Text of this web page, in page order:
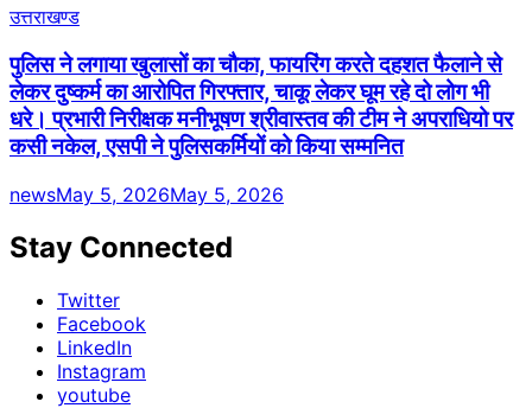
उत्तराखण्ड
पुलिस ने लगाया खुलासों का चौका, फायरिंग करते दहशत फैलाने से
लेकर दुष्कर्म का आरोपित गिरफ्तार, चाकू लेकर घूम रहे दो लोग भी
धरे। प्रभारी निरीक्षक मनीभूषण श्रीवास्तव की टीम ने अपराधियो पर
कसी नकेल, एसपी ने पुलिसकर्मियों को किया सम्मनित
newsMay 5, 2026May 5, 2026
Stay Connected
Twitter
Facebook
LinkedIn
Instagram
youtube